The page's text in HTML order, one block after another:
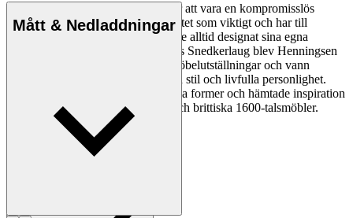
Frits Henningsen, som var känd för att vara en kompromisslös
designer, såg hantverk av hög kvalitet som viktigt och har till
skillnad från de flesta möbelsnickare alltid designat sina egna
möbler. Som medlem i Københavns Snedkerlaug blev Henningsen
en viktig drivkraft för den tidens möbelutställningar och vann
erkännande för sin perfektionistiska stil och livfulla personlighet.
Han gav nytt uttryck för traditionella former och hämtade inspiration
från det franska imperiet, rokoko och brittiska 1600-talsmöbler.
Läs mer om Frits Henningsen
Mått & Nedladdningar